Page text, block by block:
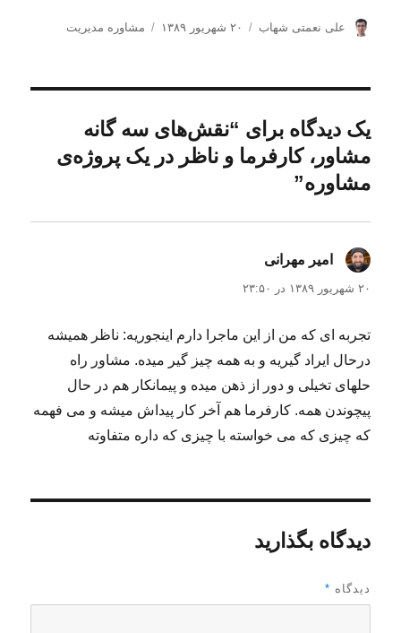
ن
ه
علی نعمتی شهاب
ا
ش
ه
۲۰ شهریور ۱۳۸۹
د
مشاوره مدیریت
یک دیدگاه برای “نقش‌های سه گانه
مشاور، کارفرما و ناظر در یک پروژه‌ی
مشاوره”
امیر مهرانی
۲۰ شهریور ۱۳۸۹ در ۲۳:۵۰
تجربه ای که من از این ماجرا دارم اینجوریه: ناظر همیشه
درحال ایراد گیریه و به همه چیز گیر میده. مشاور راه
حلهای تخیلی و دور از ذهن میده و پیمانکار هم در حال
پیچوندن همه. کارفرما هم آخر کار پیداش میشه و می فهمه
که چیزی که می خواسته با چیزی که داره متفاوته
دیدگاه بگذارید
دیدگاه *